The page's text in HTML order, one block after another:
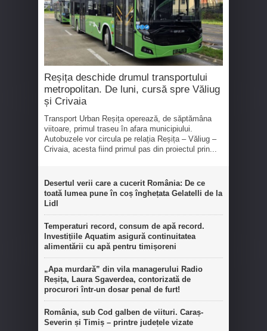
Reșița deschide drumul transportului
metropolitan. De luni, cursă spre Văliug
și Crivaia
Transport Urban Reșița operează, de săptămâna
viitoare, primul traseu în afara municipiului.
Autobuzele vor circula pe relația Reșița – Văliug –
Crivaia, acesta fiind primul pas din proiectul prin...
Desertul verii care a cucerit România: De ce
toată lumea pune în coș înghețata Gelatelli de la
Lidl
Temperaturi record, consum de apă record.
Investițiile Aquatim asigură continuitatea
alimentării cu apă pentru timișoreni
„Apa murdară” din vila managerului Radio
Reșița, Laura Sgaverdea, contorizată de
procurori într-un dosar penal de furt!
România, sub Cod galben de viituri. Caraș-
Severin și Timiș – printre județele vizate